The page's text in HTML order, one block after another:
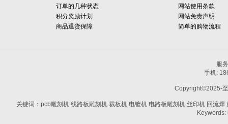
订单的几种状态
积分奖励计划
商品退货保障
网站使用条款
网站免责声明
简单的购物流程
服
手机:
Copyright©2025-
关键词：pcb雕刻机 线路板雕刻机 裁板机 电镀机 电路板雕刻机 丝印机 回流
Keywords: